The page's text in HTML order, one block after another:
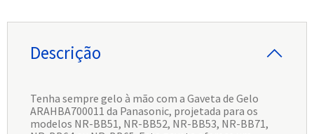
Descrição
Tenha sempre gelo à mão com a Gaveta de Gelo
ARAHBA700011 da Panasonic, projetada para os
modelos NR-BB51, NR-BB52, NR-BB53, NR-BB71,